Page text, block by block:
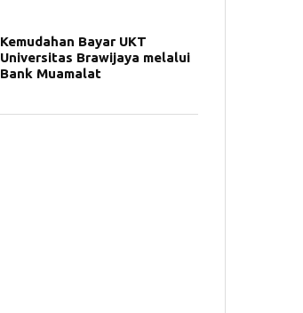
Kemudahan Bayar UKT
Universitas Brawijaya melalui
Bank Muamalat